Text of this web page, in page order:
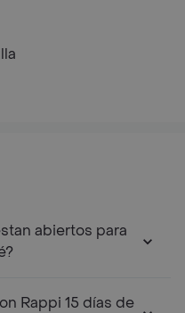
abiertos para
Rappi 15 días de